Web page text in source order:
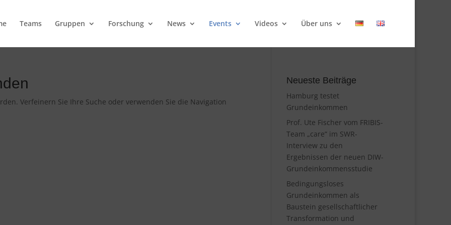
Teams Gruppen Forschung News Events Videos Über uns
Verfeinern Sie Ihre Suche oder verwenden Sie die Navigation
Neueste Beiträge
Hamburg testet
Grundeinkommen
Prof. Ute Fischer vom FRIBIS-
Team „care“ im SWR-
Interview zu den
Ergebnissen der neuen DIW-
Grundeinkommensstudie
Bedingungsloses
Grundeinkommen als
Baustein gesellschaftlicher
Transformation und